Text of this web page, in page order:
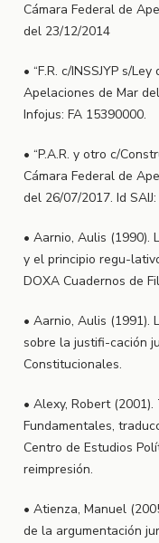
Cámara Federal de
del 23/12/2014
• “F.R. c/INSSJYP s/
Apelaciones de Mar
Infojus: FA 15390000.
• “P.A.R. y otro c/
Cámara Federal de
del 26/07/2017. Id
• Aarnio, Aulis (1990).
y el principio regu-
DOXA Cuadernos de
• Aarnio, Aulis (1991).
sobre la justifi-cación
Constitucionales.
• Alexy, Robert
Fundamentales,
Centro de Estudios
reimpresión.
• Atienza, Manuel
de la argumentación